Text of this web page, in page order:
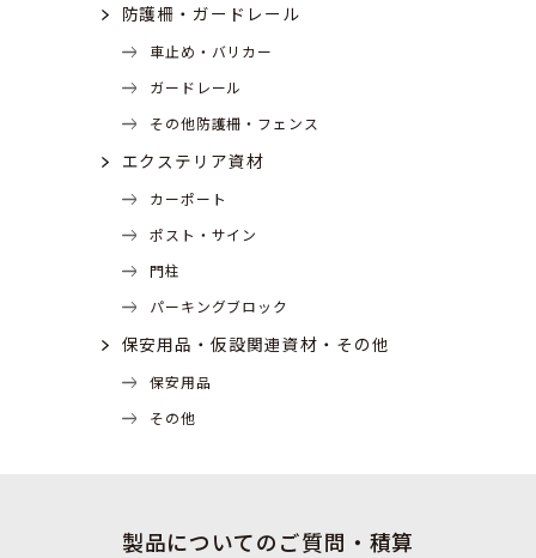
防護柵・ガードレール
車止め・バリカー
ガードレール
その他防護柵・フェンス
エクステリア資材
カーポート
ポスト・サイン
門柱
パーキングブロック
保安用品・仮設関連資材・その他
保安用品
その他
製品についてのご質問・積算